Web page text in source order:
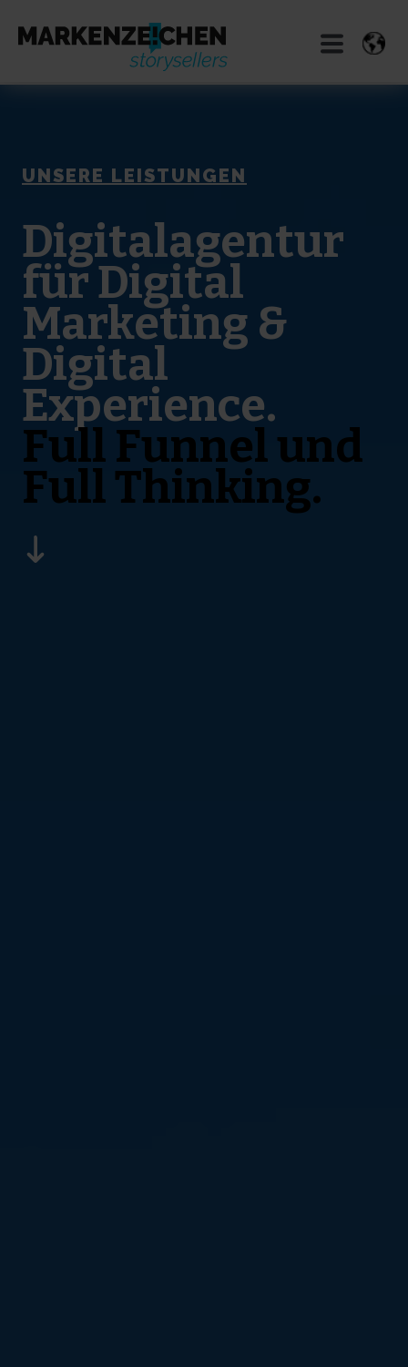
UNSERE LEISTUNGEN
Digitalagentur
für Digital
Marketing &
Digital
Experience.
Full Funnel und
Full Thinking.